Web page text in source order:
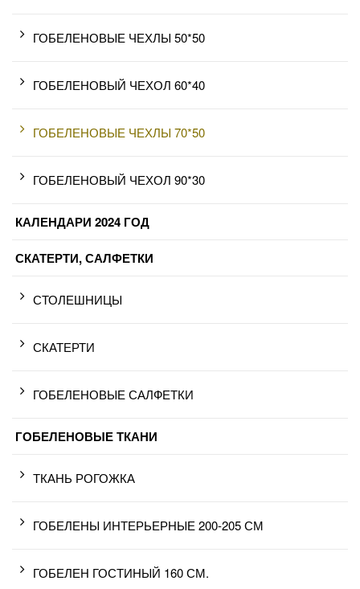
ГОБЕЛЕНОВЫЕ ЧЕХЛЫ 50*50
ГОБЕЛЕНОВЫЙ ЧЕХОЛ 60*40
ГОБЕЛЕНОВЫЕ ЧЕХЛЫ 70*50
ГОБЕЛЕНОВЫЙ ЧЕХОЛ 90*30
КАЛЕНДАРИ 2024 ГОД
СКАТЕРТИ, САЛФЕТКИ
СТОЛЕШНИЦЫ
СКАТЕРТИ
ГОБЕЛЕНОВЫЕ САЛФЕТКИ
ГОБЕЛЕНОВЫЕ ТКАНИ
ТКАНЬ РОГОЖКА
ГОБЕЛЕНЫ ИНТЕРЬЕРНЫЕ 200-205 СМ
ГОБЕЛЕН ГОСТИНЫЙ 160 СМ.